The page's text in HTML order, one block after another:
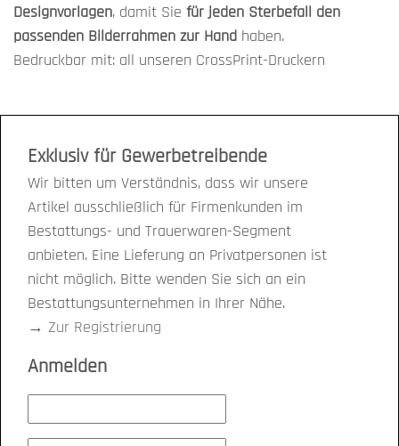
Designvorlagen, damit Sie für jeden Sterbefall den
passenden Bilderrahmen zur Hand haben.
Bedruckbar mit: all unseren CrossPrint-Druckern
Exklusiv für Gewerbetreibende
Wir bitten um Verständnis, dass wir unsere
Artikel ausschließlich für Firmenkunden im
Bestattungs- und Trauerwaren-Segment
anbieten. Eine Lieferung an Privatpersonen ist
nicht möglich. Bitte wenden Sie sich an ein
Bestattungsunternehmen in Ihrer Nähe.
→ Zur Registrierung
Anmelden